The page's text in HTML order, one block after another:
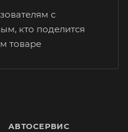
с
кто поделится
товаре
АВТОСЕРВИС